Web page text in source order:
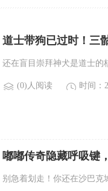
道士带狗已过时！三
还在盲目崇拜神犬是道士的
(0)人阅读 时间：
嘟嘟传奇隐藏呼吸键
别急着划走！你还在沙巴克